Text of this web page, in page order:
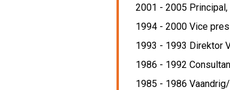
2001 - 2005 Principal,
1994 - 2000 Vice
1993 - 1993 Direktor
1986 - 1992
1985 - 1986